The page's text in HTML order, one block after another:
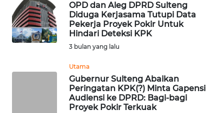
OPD dan Aleg DPRD Sulteng
Diduga Kerjasama Tutupi Data
Pekerja Proyek Pokir Untuk
Hindari Deteksi KPK
3 bulan yang lalu
Utama
Gubernur Sulteng Abaikan
Peringatan KPK(?) Minta Gapensi
Audiensi ke DPRD: Bagi-bagi
Proyek Pokir Terkuak
Regional
WN
WN